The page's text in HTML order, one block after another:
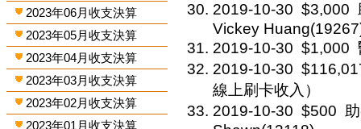
2023年06月收支決算
2023年05月收支決算
2023年04月收支決算
2023年03月收支決算
2023年02月收支決算
2023年01月收支決算
2019-10-30 $3,000
Vickey
2019-10-30 $1,000
2019-10-30
線上刷卡收入）
2019-10-30 $500